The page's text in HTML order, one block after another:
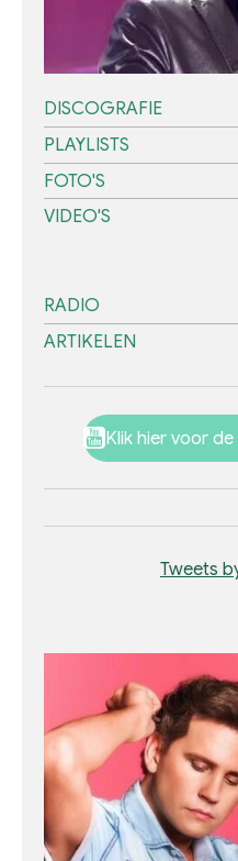
DISCOGRAFIE
PLAYLISTS
FOTO'S
VIDEO'S
RADIO
ARTIKELEN
Klik hier voor
Tweets